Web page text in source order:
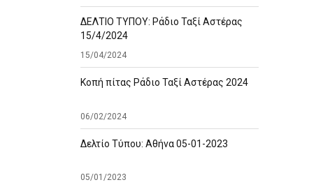
ΔΕΛΤΙΟ ΤΥΠΟΥ: Ράδιο Ταξί Αστέρας
15/4/2024
15/04/2024
Κοπή πίτας Ράδιο Ταξί Αστέρας 2024
06/02/2024
Δελτίο Τύπου: Αθήνα 05-01-2023
05/01/2023